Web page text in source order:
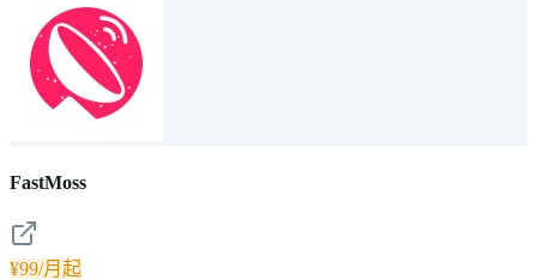
FastMoss
¥99/月起